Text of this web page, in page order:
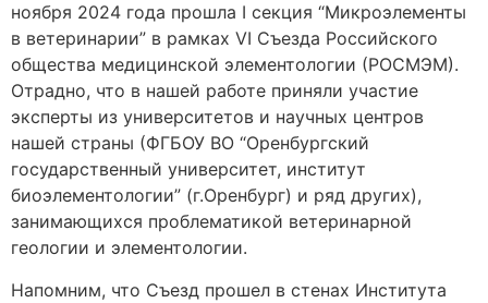
ноября 2024 года прошла I секция “Микроэлементы
в ветеринарии” в рамках VI Съезда Российского
общества медицинской элементологии (РОСМЭМ).
Отрадно, что в нашей работе приняли участие
эксперты из университетов и научных центров
нашей страны (ФГБОУ ВО “Оренбургский
государственный университет, институт
биоэлементологии” (г.Оренбург) и ряд других),
занимающихся проблематикой ветеринарной
геологии и элементологии.
Напомним, что Съезд прошел в стенах Института